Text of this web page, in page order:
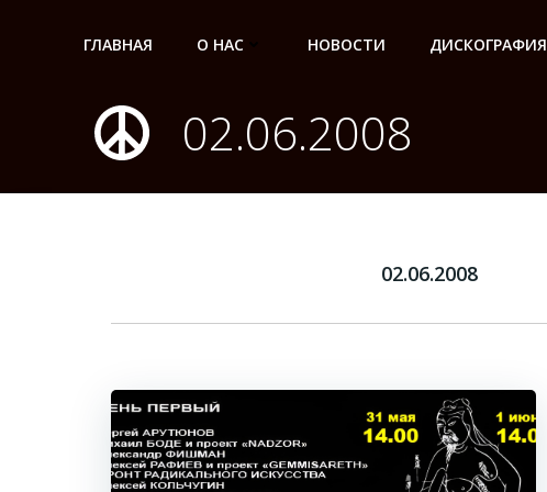
ГЛАВНАЯ О НАС НОВОСТИ ДИСКОГРАФИЯ
02.06.2008
02.06.2008